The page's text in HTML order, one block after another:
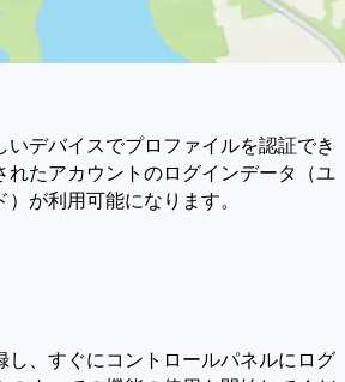
いデバイスでプロファイルを認証でき
れたアカウントのログインデータ（ユ
が利用可能になります。
し、すぐにコントロールパネルにログ